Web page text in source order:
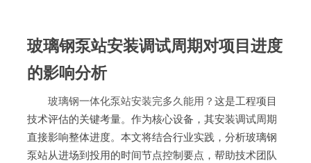
玻璃钢泵站安装调试周期对项目进度
的影响分析
玻璃钢一体化泵站安装完多久能用？ 这是工程项目
技术评估的关键考量。作为核心设备，其安装调试周期
直接影响整体进度。本文将结合行业实践，分析玻璃钢
泵站从进场到投用的时间节点控制要点，帮助技术团队